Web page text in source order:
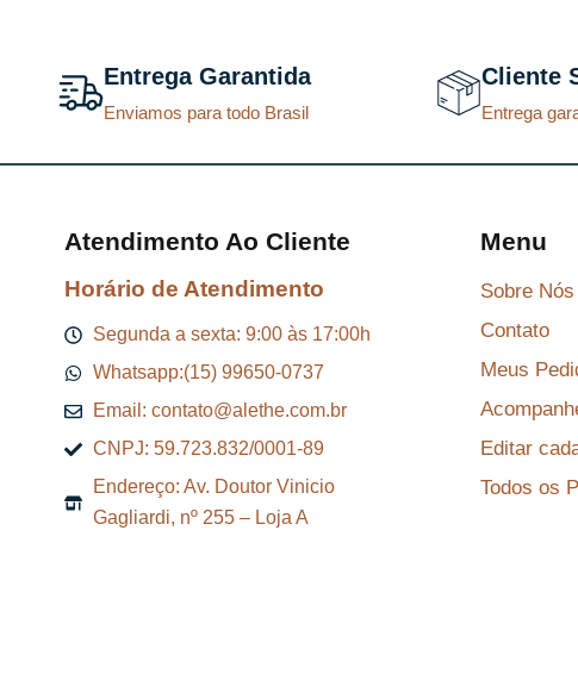
Entrega Garantida
Enviamos para todo Brasil
Cliente
Entrega
Atendimento Ao Cliente
Horário de Atendimento
Segunda a sexta: 9:00 às 17:00h
Whatsapp:(15) 99650-0737
Email: contato@alethe.com.br
CNPJ: 59.723.832/0001-89
Endereço: Av. Doutor Vinicio
Gagliardi, nº 255 – Loja A
Menu
Sobre Nós
Contato
Meus
Editar
Todos os